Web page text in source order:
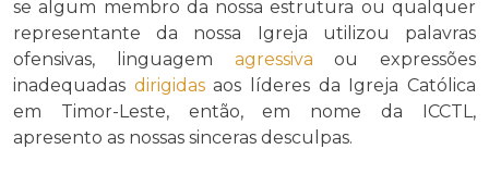
se algum membro da nossa estrutura ou qualquer
representante da nossa Igreja utilizou palavras
ofensivas, linguagem agressiva ou expressões
inadequadas dirigidasaos líderes da Igreja Católica
em Timor-Leste, então, em nome da ICCTL,
apresento as nossas sinceras desculpas.